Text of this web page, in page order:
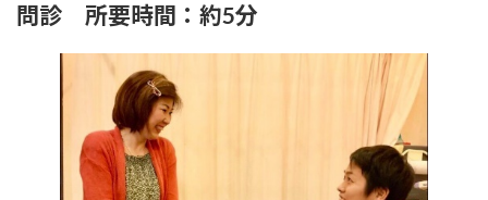
問診 所要時間：約5分